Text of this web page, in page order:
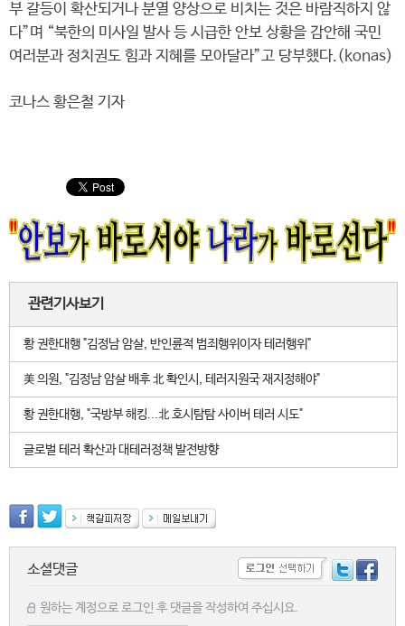
부 갈등이 확산되거나 분열 양상으로 비치는 것은 바람직하지 않
다”며 “북한의 미사일 발사 등 시급한 안보 상황을 감안해 국민
여러분과 정치권도 힘과 지혜를 모아달라”고 당부했다.(konas)
코나스 황은철 기자
관련기사보기
황 권한대행 "김정남 암살, 반인륜적 범죄행위이자 테러행위"
美 의원, "김정남 암살 배후 北 확인시, 테러지원국 재지정해야"
황 권한대행, "국방부 해킹...北 호시탐탐 사이버 테러 시도"
글로벌 테러 확산과 대테러정책 발전방향
소셜댓글
원하는 계정으로 로그인 후 댓글을 작성하여 주십시요.